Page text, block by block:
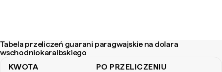
Tabela przeliczeń guarani paragwajskie na dolara
wschodniokaraibskiego
KWOTA PO PRZELICZENIU